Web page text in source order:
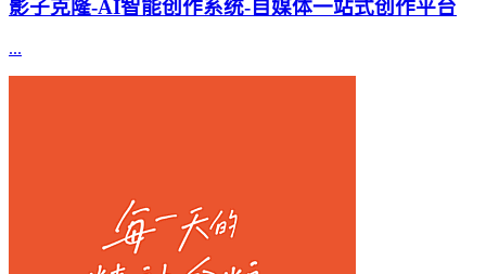
影子克隆-AI智能创作系统-自媒体一站式创作平台
...